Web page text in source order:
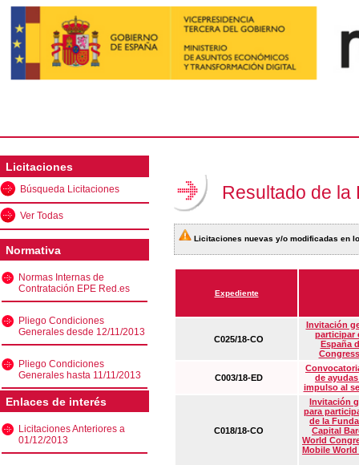
Licitaciones
Búsqueda Licitaciones
Ver Todas
Normativa
Normas Internas de
Contratación EPE Red.es
Pliego Condiciones
Generales desde 12/11/2013
Pliego Condiciones
Generales hasta 11/11/2013
Enlaces de interés
Licitaciones Anteriores a
01/12/2013
Resultado de la
Licitaciones nuevas y/o modificadas en
Expediente
C025/18-CO
Invitación
participar
España
C003/18-ED
de
impulso al
C018/18-CO
Invitación
para
de la
Capital
World
Mobile